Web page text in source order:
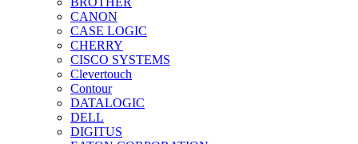
CANON
CASE LOGIC
CHERRY
CISCO SYSTEMS
Clevertouch
Contour
DATALOGIC
DELL
DIGITUS